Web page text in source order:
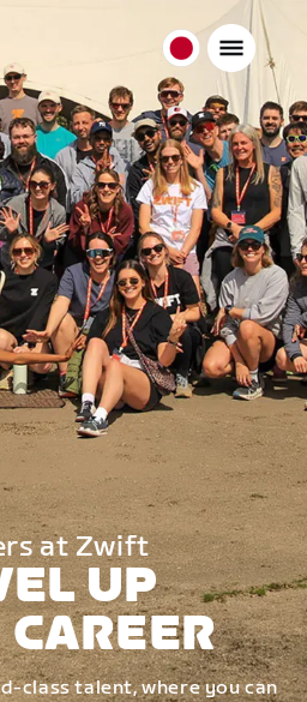
日
本
日
本
語
at Zwift
UP
CAREER
class talent, where you can